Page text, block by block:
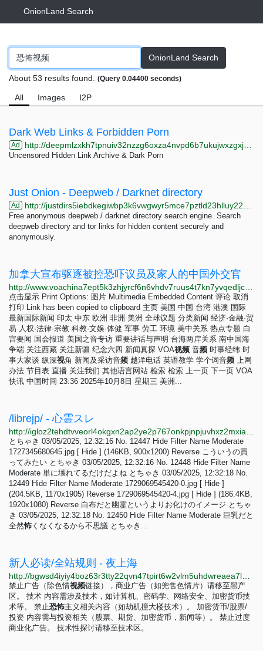
OnionLand Search
OnionLand Search
About 53 results found. (Query 0.04400 seconds)
All Images I2P
Dark Web Links & Forbidden Porn
Ad http://deepmlzxkh7tpnuiv32nzzg6oxza4nvpd6b7ukujwxzgxj2f33johuqd.onion
Uncensored Hidden Link Archive & Dark Porn
Just Onion - Deepweb / Darknet directory
Ad http://justdirs5iebdkegiwbp3k6vwgwyr5mce7pztld23hlluy22ox4r3iad.onion
Free anonymous deepweb / darknet directory search engine. Search
deepweb directory and tor links for hidden content securely and
anonymously.
加拿大宣布驱逐被控恐吓议员及家人的中国外交官
点击显示 Print Options: 图片 Multimedia Embedded Content 评论 取消
打印 Link has been copied to clipboard 主页 美国 中国 台湾 港澳 国际
最新国际新闻 印太 中东 欧洲 非洲 美洲 全球议题 分类新闻 经济·金融·贸
易 人权·法律·宗教 科教·文娱·体健 军事 劳工 环境 美中关系 热点专题 白
宫要闻 国会报道 美国之音专访 重要讲话与声明 台海两岸关系 南中国海
争端 关注西藏 关注新疆 纪念六四 新闻真探 VOA视频 音频 时事经纬 时
事大家谈 纵深视角 新闻及采访音频 越洋电话 英语教学 学个词音频 上网
办法 节目表 直播 关注我们 其他语言网站 检索 检索 上一页 下一页 VOA
快讯 中国时间 23:36 2025年10月8日 星期三 美洲...
/librejp/ - 心霊スレ
とちゃき 03/05/2025, 12:32:16 No. 12447 Hide Filter Name Moderate
1727345680645.jpg [ Hide ] (146KB, 900x1200) Reverse こういうの買
ってみたい とちゃき 03/05/2025, 12:32:16 No. 12448 Hide Filter Name
Moderate 単に壊れてるだけだよね とちゃき 03/05/2025, 12:32:18 No.
12449 Hide Filter Name Moderate 1729069545420-0.jpg [ Hide ]
(204.5KB, 1170x1905) Reverse 1729069545420-4.jpg [ Hide ] (186.4KB,
1920x1080) Reverse 白布だと幽霊というよりお化けのイメージ とちゃ
き 03/05/2025, 12:32:18 No. 12450 Hide Filter Name Moderate 巨乳だと
全然怖 くなくなるから不思議 とちゃき...
新人必读/全站规则 - 夜上海
禁止广告（除色情视频链接），商业广告（如兜售色情片）请移至黑产
区。 技术 内容需涉及技术，如计算机、密码学、网络安全、加密货币技
术等。 禁止恐怖主义相关内容（如劫机撞大楼技术）。 加密货币/股票/
投资 内容需与投资相关（股票、期货、加密货币，新闻等）。 禁止过度
商业化广告。 技术性探讨请移至技术区。